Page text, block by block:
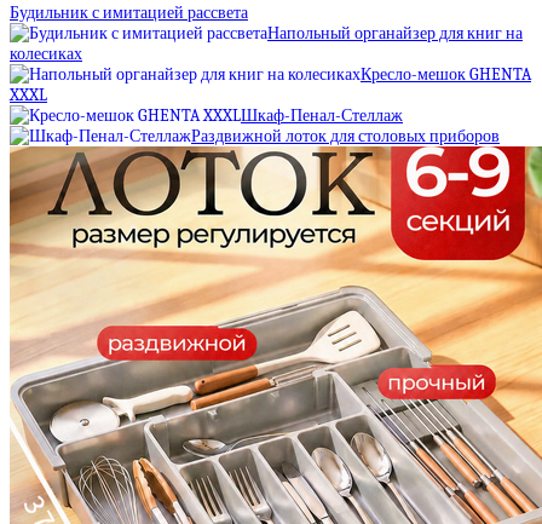
Будильник с имитацией рассвета
Напольный органайзер для книг на
колесиках
Кресло-мешок GHENTA
XXXL
Шкаф-Пенал-Стеллаж
Раздвижной лоток для столовых приборов